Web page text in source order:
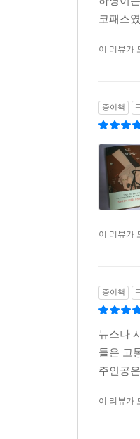
코패스
이 리뷰가
종이책
이 리뷰가
종이책
뉴스나
들은 고
주인공
이 리뷰가